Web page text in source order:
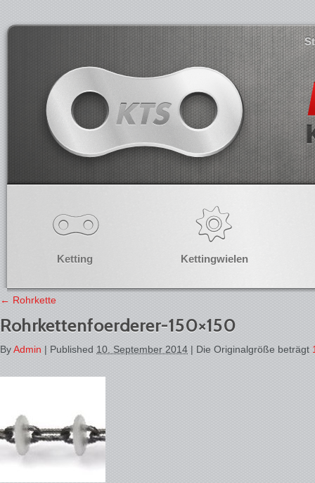
Ketting Kettingwielen
← Rohrkette
Rohrkettenfoerderer-150×150
ByAdmin | Published 10. September 2014 | Die Originalgröße beträgt